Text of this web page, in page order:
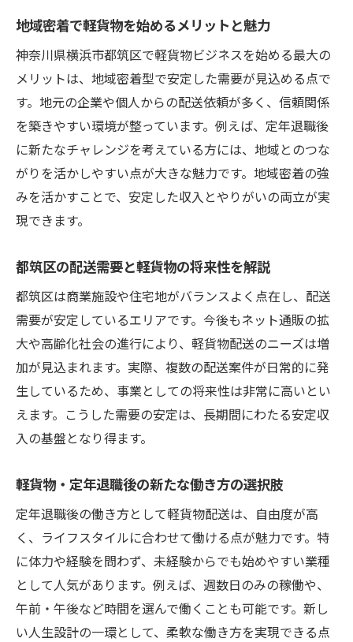
柔軟な働き方が叶う軽貨物業の魅力
軽貨物・定年退職後でも始めやすい理由
社会とのつながりを保てる軽貨物配送
収入とやりがいを両立できる軽貨物開業
定年世代が安心して働ける環境の特徴
安定収入を目指すなら都筑区で軽貨物開業を
安定収入を得るための地域特性の活用法
ツ
長期的な収入維持のためのビジネス戦略
地域密着型軽貨物開業で収入を安定化
案件選びが収入安定に直結する理由
都筑区で信頼を築く働き方を解説
軽貨物で得られる収入と経費のリアルな実態
軽貨物・定年退職後の収入相場を徹底解説
都筑区における経費節減ポイントとは
配達数と収入の関係性をわかりやすく解説
リアルな経費内訳とコスト管理のコツ
収入アップを目指すための経費見直し方法
効率配達で収益アップを目指すコツとは
効率配達で軽貨物・定年退職後も収益拡大
地域密着で軽貨物を始めるメリットと魅力
神奈川県横浜市都筑区で軽貨物ビジネスを始める最大の
メリットは、地域密着型で安定した需要が見込める点で
す。地元の企業や個人からの配送依頼が多く、信頼関係
を築きやすい環境が整っています。例えば、定年退職後
に新たなチャレンジを考えている方には、地域とのつな
がりを活かしやすい点が大きな魅力です。地域密着の強
みを活かすことで、安定した収入とやりがいの両立が実
現できます。
都筑区の配送需要と軽貨物の将来性を解説
都筑区は商業施設や住宅地がバランスよく点在し、配送
需要が安定しているエリアです。今後もネット通販の拡
大や高齢化社会の進行により、軽貨物配送のニーズは増
加が見込まれます。実際、複数の配送案件が日常的に発
生しているため、事業としての将来性は非常に高いとい
えます。こうした需要の安定は、長期間にわたる安定収
入の基盤となり得ます。
軽貨物・定年退職後の新たな働き方の選択肢
定年退職後の働き方として軽貨物配送は、自由度が高
く、ライフスタイルに合わせて働ける点が魅力です。特
に体力や経験を問わず、未経験からでも始めやすい業種
として人気があります。例えば、週数日のみの稼働や、
午前・午後など時間を選んで働くことも可能です。新し
い人生設計の一環として、柔軟な働き方を実現できる点